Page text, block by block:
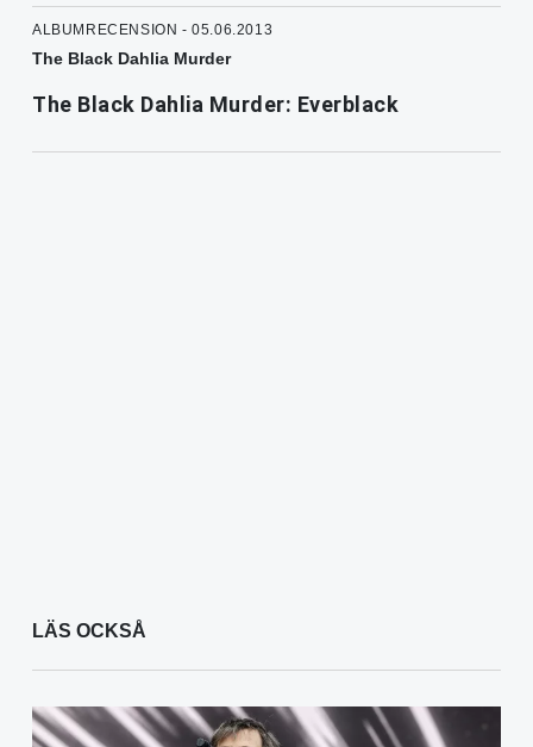
ALBUMRECENSION - 05.06.2013
The Black Dahlia Murder
The Black Dahlia Murder: Everblack
LÄS OCKSÅ